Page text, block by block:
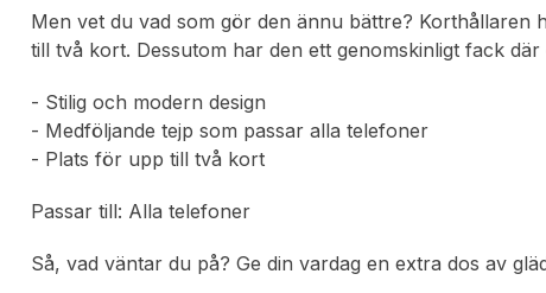
Men vet du vad som gör den ännu bättre?
till två kort. Dessutom har den ett genomskinligt fack
- Stilig och modern design
- Medföljande tejp som passar alla telefoner
- Plats för upp till två kort
Passar till: Alla telefoner
Så, vad väntar du på? Ge din vardag en extra dos av